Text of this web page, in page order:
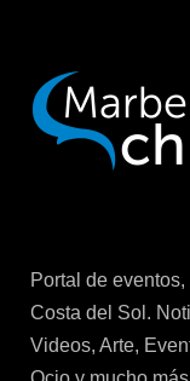
Portal de
Costa del Sol.
Videos, Arte,